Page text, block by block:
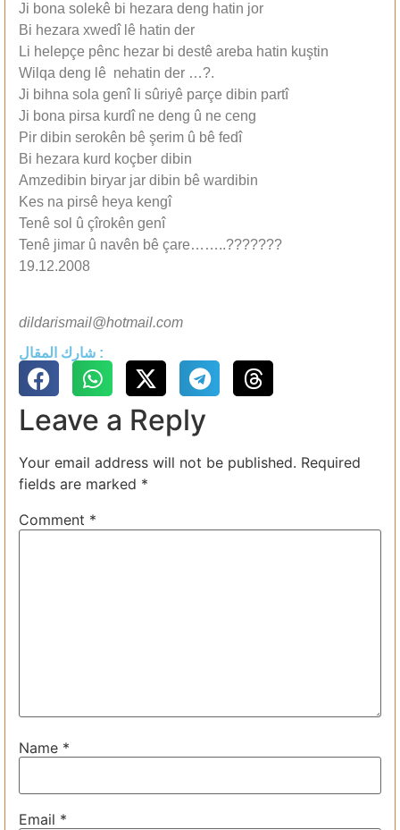
Ji bona solekê bi hezara deng hatin jor
Bi hezara xwedî lê hatin der
Li helepçe pênc hezar bi destê areba hatin kuştin
Wilqa deng lê nehatin der …?.
Ji bihna sola genî li sûriyê parçe dibin partî
Ji bona pirsa kurdî ne deng û ne ceng
Pir dibin serokên bê şerim û bê fedî
Bi hezara kurd koçber dibin
Amzedibin biryar jar dibin bê wardibin
Kes na pirsê heya kengî
Tenê sol û çîrokên genî
Tenê jimar û navên bê çare……..???????
19.12.2008
dildarismail@hotmail.com
شارك المقال :
Leave a Reply
Your email address will not be published. Required
fields are marked *
Comment *
Name *
Email *